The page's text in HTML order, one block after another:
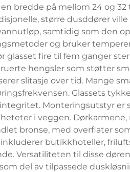
bredde på mellom 24 og
større dusddører
samtidig som den
og bruker
fire til fem ganger
hengsler som støtter
slitasje over tid. Mange
Glassets
Monteringsutstyr er
i veggen. Dørkarmene,
bronse, med overflater
butikkhoteller,
Versatiliteten til disse
del av tilpassede